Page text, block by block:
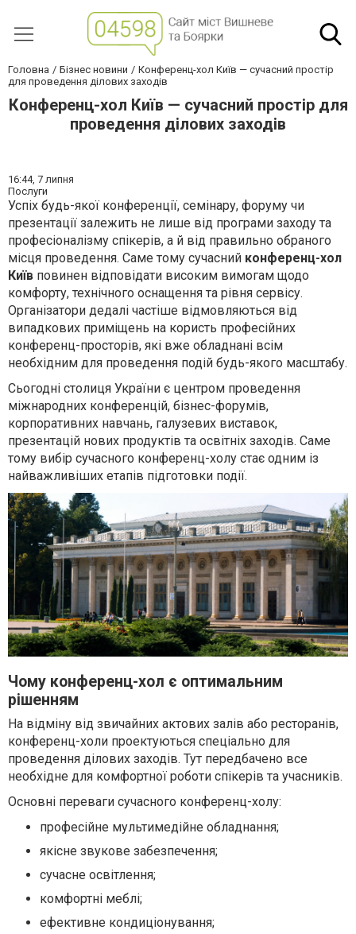
Головна Бізнес новини
Конференц-хол Київ — сучасний простір
для проведення ділових заходів
Конференц-хол Київ — сучасний простір для
проведення ділових заходів
16:44, 7 липня
Послуги
Успіх будь-якої конференції, семінару, форуму чи
презентації залежить не лише від програми заходу та
професіоналізму спікерів, а й від правильно обраного
місця проведення. Саме тому сучасний конференц-хол
Київ повинен відповідати високим вимогам щодо
комфорту, технічного оснащення та рівня сервісу.
Організатори дедалі частіше відмовляються від
випадкових приміщень на користь професійних
конференц-просторів, які вже обладнані всім
необхідним для проведення подій будь-якого масштабу.
Сьогодні столиця України є центром проведення
міжнародних конференцій, бізнес-форумів,
корпоративних навчань, галузевих виставок,
презентацій нових продуктів та освітніх заходів. Саме
тому вибір сучасного конференц-холу стає одним із
найважливіших етапів підготовки події.
Чому конференц-хол є оптимальним
рішенням
На відміну від звичайних актових залів або ресторанів,
конференц-холи проектуються спеціально для
проведення ділових заходів. Тут передбачено все
необхідне для комфортної роботи спікерів та учасників.
Основні переваги сучасного конференц-холу:
професійне мультимедійне обладнання;
якісне звукове забезпечення;
сучасне освітлення;
комфортні меблі;
ефективне кондиціонування;